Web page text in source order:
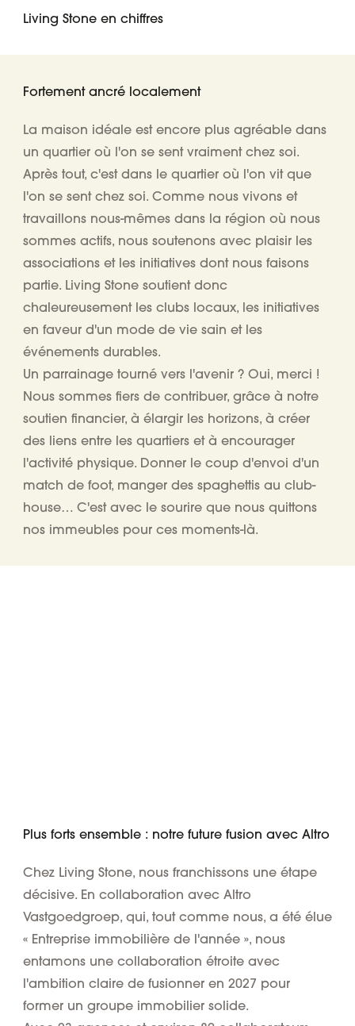
Living Stone en chiffres
Fortement ancré localement
La maison idéale est encore plus agréable dans
un quartier où l'on se sent vraiment chez soi.
Après tout, c'est dans le quartier où l'on vit que
l'on se sent chez soi. Comme nous vivons et
travaillons nous-mêmes dans la région où nous
sommes actifs, nous soutenons avec plaisir les
associations et les initiatives dont nous faisons
partie. Living Stone soutient donc
chaleureusement les clubs locaux, les initiatives
en faveur d'un mode de vie sain et les
événements durables.
Un parrainage tourné vers l'avenir ? Oui, merci !
Nous sommes fiers de contribuer, grâce à notre
soutien financier, à élargir les horizons, à créer
des liens entre les quartiers et à encourager
l'activité physique. Donner le coup d'envoi d'un
match de foot, manger des spaghettis au club-
house… C'est avec le sourire que nous quittons
nos immeubles pour ces moments-là.
Plus forts ensemble : notre future fusion avec Altro
Chez Living Stone, nous franchissons une étape
décisive. En collaboration avec Altro
Vastgoedgroep, qui, tout comme nous, a été élue
« Entreprise immobilière de l'année », nous
entamons une collaboration étroite avec
l'ambition claire de fusionner en 2027 pour
former un groupe immobilier solide.